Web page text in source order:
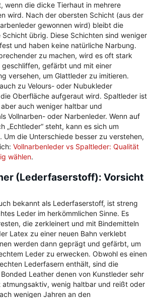
wenn die dicke Tierhaut in mehrere
wird. Nach der obersten Schicht (aus der
gewonnen wird) bleibt die
übrig. Diese Schichten sind weniger
und haben keine natürliche Narbung.
zu machen, wird es oft stark
geschliffen, gefärbt und mit einer
versehen, um Glattleder zu imitieren.
zu Velours- oder Nubukleder
Oberfläche aufgeraut wird. Spaltleder ist
auch weniger haltbar und
Vollnarben- oder Narbenleder. Wenn auf
„Echtleder“ steht, kann es sich um
Um die Unterschiede besser zu verstehen,
Vollnarbenleder vs Spaltleder: Qualität
wählen.
(Lederfaserstoff): Vorsicht
bekannt als Lederfaserstoff, ist streng
Leder im herkömmlichen Sinne. Es
die zerkleinert und mit Bindemitteln
Latex zu einer neuen Bahn verklebt
werden dann geprägt und gefärbt, um
Leder zu erwecken. Obwohl es einen
Lederfasern enthält, sind die
Leather denen von Kunstleder sehr
atmungsaktiv, wenig haltbar und reißt oder
wenigen Jahren an den